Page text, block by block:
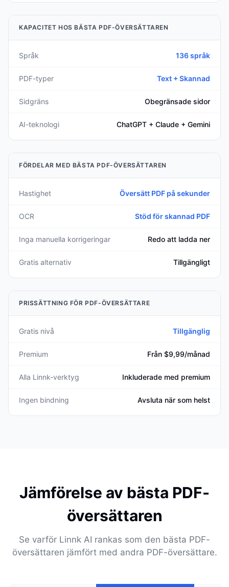
KAPACITET HOS BÄSTA PDF-ÖVERSÄTTAREN
Språk 136 språk
PDF-typer Text + Skannad
Sidgräns Obegränsade sidor
AI-teknologi ChatGPT + Claude + Gemini
FÖRDELAR MED BÄSTA PDF-ÖVERSÄTTAREN
Hastighet Översätt PDF på sekunder
OCR Stöd för skannad PDF
Inga manuella korrigeringar Redo att ladda ner
Gratis alternativ Tillgängligt
PRISSÄTTNING FÖR PDF-ÖVERSÄTTARE
Gratis nivå Tillgänglig
Premium Från $9,99/månad
Alla Linnk-verktyg Inkluderade med premium
Ingen bindning Avsluta när som helst
Jämförelse av bästa PDF-
översättaren
Se varför Linnk AI rankas som den bästa PDF-
översättaren jämfört med andra PDF-översättare.